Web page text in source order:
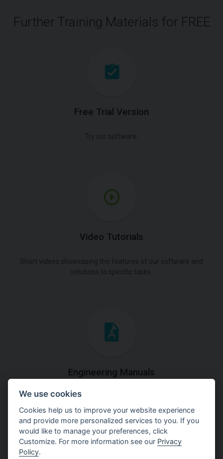
Further Training Materials for FREE
Free Trial Version
Video Tutorials
Engineering Manuals
Step by steps guides on how
to solve a specific tasks.
We use cookies
Cookies help us to improve your website experience
and provide more personalized services to you. If you
would like to manage your preferences, click
Customize. For more information see our Privacy
Policy.